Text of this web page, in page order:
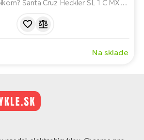
Santa Cruz Heckler SL 1 C MX
e-biku. S hmotnosťou okolo 20 kg,
Na sklade